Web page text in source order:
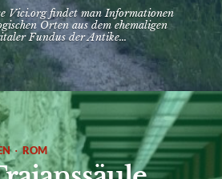
Vici.org findet man Informationen
Orten aus dem ehemaligen
Fundus der Antike...
· ROM